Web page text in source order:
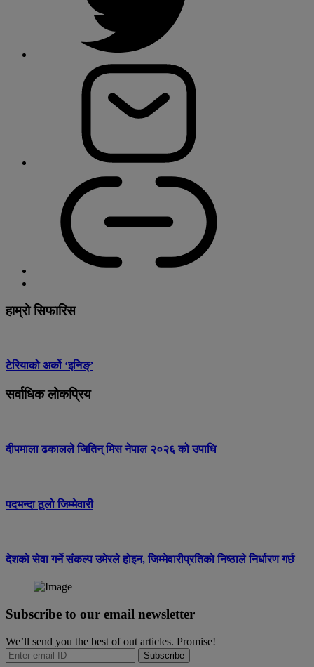
हाम्रो सिफारिस
टेरियाको अर्को ‘इनिङ्’
सर्वाधिक लोकप्रिय
दीपमाला ढकालले जितिन् मिस नेपाल २०२६ को उपाधि
पदभन्दा ठूलो जिम्मेवारी
देशको सेवा गर्ने संकल्प उमेरले होइन, जिम्मेवारीप्रतिको निष्ठाले निर्धारण गर्छ
Subscribe to our email newsletter
We’ll send you the best of out articles. Promise!
Subscribe